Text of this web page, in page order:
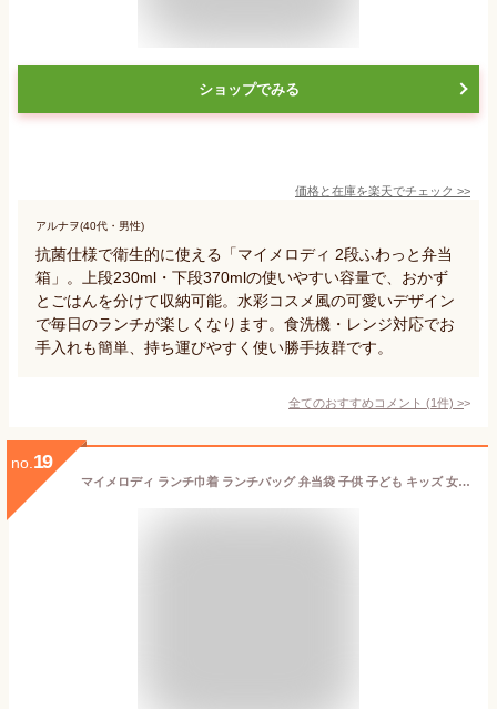
ショップでみる
価格と在庫を楽天でチェック >>
アルナヲ(40代・男性)
抗菌仕様で衛生的に使える「マイメロディ 2段ふわっと弁当
箱」。上段230ml・下段370mlの使いやすい容量で、おかず
とごはんを分けて収納可能。水彩コスメ風の可愛いデザイン
で毎日のランチが楽しくなります。食洗機・レンジ対応でお
手入れも簡単、持ち運びやすく使い勝手抜群です。
全てのおすすめコメント (1件) >
no. 19
マイメロディ ランチ巾着 ランチバッグ 弁当袋 子供 子ども キッズ 女の子 サンリオ sanrio キャラクター